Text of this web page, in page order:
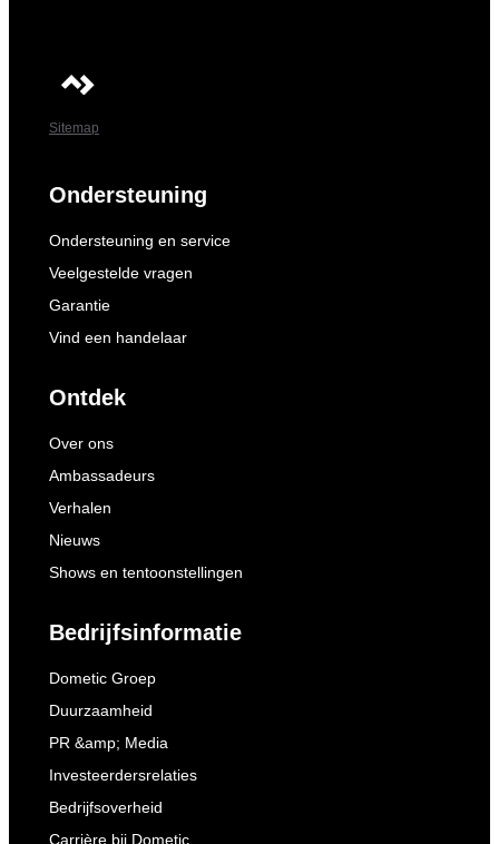
Sitemap
Ondersteuning
Ondersteuning en service
Veelgestelde vragen
Garantie
Vind een handelaar
Ontdek
Over ons
Ambassadeurs
Verhalen
Nieuws
Shows en tentoonstellingen
Bedrijfsinformatie
Dometic Groep
Duurzaamheid
PR &amp; Media
Investeerdersrelaties
Bedrijfsoverheid
Carrière bij Dometic